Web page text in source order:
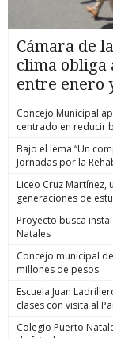
Cámara de
clima obliga
entre enero
Concejo Municipal
centrado en reducir
Bajo el lema “Un
Jornadas por la
Liceo Cruz
generaciones de
Proyecto busca
Natales
Concejo municipal
millones de pesos
Escuela Juan
clases con visita al
Colegio Puerto